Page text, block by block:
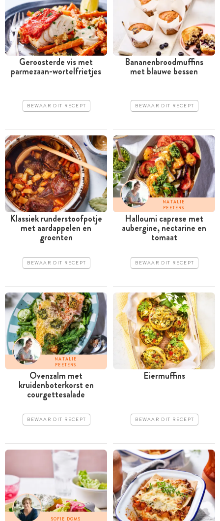
Geroosterde vis met
parmezaan-wortelfrietjes
BEWAAR DIT RECEPT
Bananenbroodmuffins
met blauwe bessen
BEWAAR DIT RECEPT
Klassiek runderstoofpotje
met aardappelen en
groenten
BEWAAR DIT RECEPT
NATALIE
PEETERS
Halloumi caprese met
aubergine, nectarine en
tomaat
BEWAAR DIT RECEPT
NATALIE
PEETERS
Ovenzalm met
kruidenboterkorst en
courgettesalade
BEWAAR DIT RECEPT
Eiermuffins
BEWAAR DIT RECEPT
SOFIE DOMS